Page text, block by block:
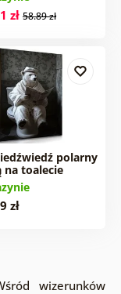
zł 58.89 zł
polarny
na toalecie
zł
wizerunków